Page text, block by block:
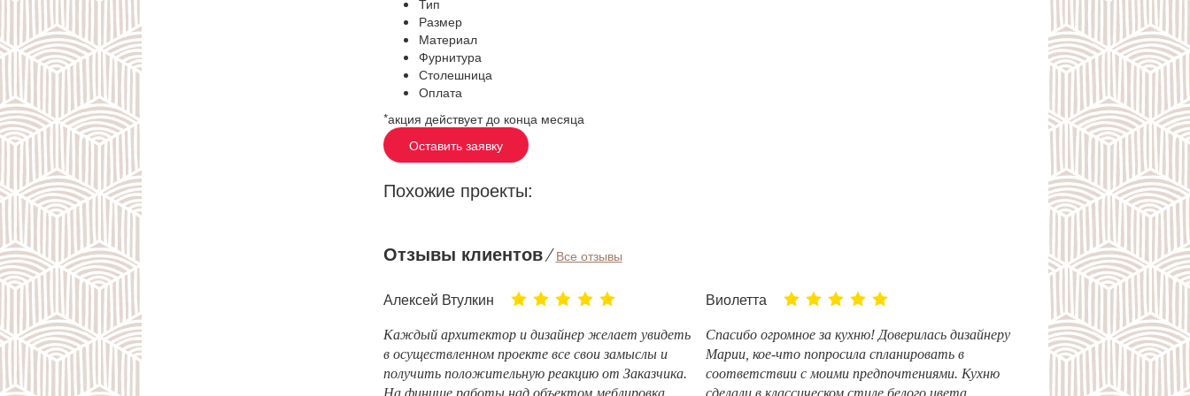
Тип
Размер
Материал
Фурнитура
Столешница
Оплата
*акция действует до конца месяца
Оставить заявку
Похожие проекты:
Отзывы клиентов⁄Все отзывы
Алексей Втулкин
Каждый архитектор и дизайнер желает увидеть
в осуществленном проекте все свои замыслы и
получить положительную реакцию от Заказчика.
Виолетта
Спасибо огромное за кухню! Доверилась дизайнеру
Марии, кое-что попросила спланировать в
соответствии с моими предпочтениями. Кухню